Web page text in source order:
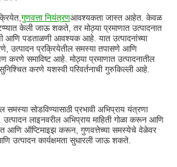
गुणवत्ता नियंत्रणआवश्यकता जास्त आहेत. केवळ
केली जाऊ शकते, तर मोठ्या प्रमाणात उत्पादनात
आणि पडताळणी आवश्यक आहे. यात उत्पादनांच्या
उत्पादन प्रक्रियेतील समस्या तपासणे आणि
करणे समाविष्ट आहे. मोठ्या प्रमाणात उत्पादनातील
सुनिश्चित करणे यशस्वी परिवर्तनाची गुरुकिल्ली आहे.
समस्या सोडविण्यासाठी प्रभावी अभिप्राय यंत्रणा
लाइनवरील अभिप्राय माहिती गोळा करून आणि
आणि ऑप्टिमाइझ करून, गुणवत्तेच्या समस्येचे वेळेवर
कार्यक्षमता सुधारली जाऊ शकते.